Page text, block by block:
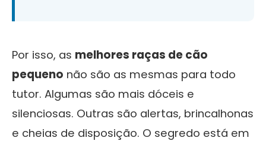
Por isso, as melhores raças de cão
pequeno não são as mesmas para todo
tutor. Algumas são mais dóceis e
silenciosas. Outras são alertas, brincalhonas
e cheias de disposição. O segredo está em